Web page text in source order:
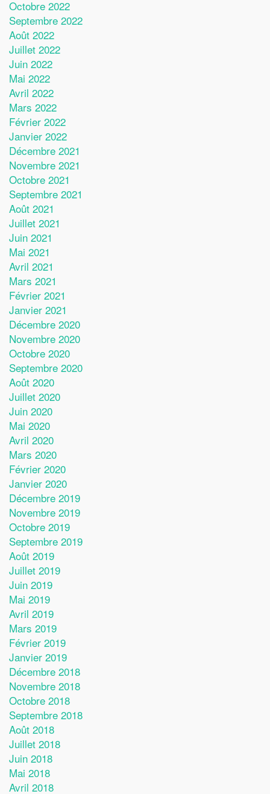
Octobre 2022
Septembre 2022
Août 2022
Juillet 2022
Juin 2022
Mai 2022
Avril 2022
Mars 2022
Février 2022
Janvier 2022
Décembre 2021
Novembre 2021
Octobre 2021
Septembre 2021
Août 2021
Juillet 2021
Juin 2021
Mai 2021
Avril 2021
Mars 2021
Février 2021
Janvier 2021
Décembre 2020
Novembre 2020
Octobre 2020
Septembre 2020
Août 2020
Juillet 2020
Juin 2020
Mai 2020
Avril 2020
Mars 2020
Février 2020
Janvier 2020
Décembre 2019
Novembre 2019
Octobre 2019
Septembre 2019
Août 2019
Juillet 2019
Juin 2019
Mai 2019
Avril 2019
Mars 2019
Février 2019
Janvier 2019
Décembre 2018
Novembre 2018
Octobre 2018
Septembre 2018
Août 2018
Juillet 2018
Juin 2018
Mai 2018
Avril 2018